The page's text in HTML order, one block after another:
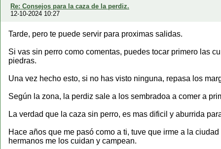
Re: Consejos para la caza de la perdiz.
12-10-2024 10:27
Tarde, pero te puede servir para proximas salidas.
Si vas sin perro como comentas, puedes tocar primero las
piedras.
Una vez hecho esto, si no has visto ninguna, repasa los
Según la zona, la perdiz sale a los sembradoa a comer a
La verdad que la caza sin perro, es mas dificil y aburrida
Hace años que me pasó como a ti, tuve que irme a la
hermanos me los cuidan y campean.